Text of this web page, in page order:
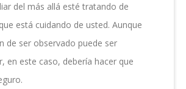
del más allá esté tratando de
está cuidando de usted. Aunque
de ser observado puede ser
en este caso, debería hacer que